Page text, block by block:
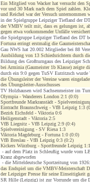
Ein Mitglied von Wacker hat versucht den
vor und 30 Mark nach dem Spiel zahlen.
und Reichel war der Versuch unternommen
in der Spielgruppe Leipziger Tiefland der
der VMBV teilt mit, dass es gelungen ist,
gegen etwa vorkommender Unfälle
die Spielgruppe Leipziger Tiefland des DT
Fortuna erringt erstmalig die
Gau NWS hat 20.002 Mitglieder bei 88
Ausbildung von 13 Schiedsrichtern durch
Bildung des Großturngaus des Leipziger
bei Arminia (Gaumeister 1b Klasse) zeigte
durch ein 9:0 gegen TuSV Eutritzsch
die Übungsleiter der Vereine waren
des Übungsleiter-Ausschusses
TV Holzhausen wird Sachsenmeister im
Olympia - Wanderers London 2:1 (0:0)
Sportfreunde Markranstädt -
Eintracht Braunschweig - VfB Leipzig 1:3
Bezirk Eichsfeld - Viktoria 0:6
Heiligenstadt - Viktoria 2:5
VfB Liegnitz - VfB Leipzig 2:9 (0:4)
Spielvereinigung - SV Riesa 1:3
Viktoria Magdeburg - Fortuna 1:0 (0:0)
VfB Breslau - VfB Leipzig 0:3 (0:2)
Kickers Würzburg - Sportfreunde Leipzig
- auf dem Platz in Schleußig wurde vom
Kranz abgeworfen
- die Mitteldeutsche Sportzeitung von 1926:
das Endspiel um die VMBV-Meisterschaft
der Leipziger Presse für seine Einseitigkeit
SR Hille (Leipzig) ist zur Vorrunde um die